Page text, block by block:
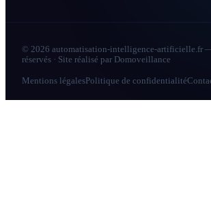
© 2026 automatisation-intelligence-artificielle.fr
réservés · Site réalisé par Domoveillance
Mentions légales Politique de confidentialité